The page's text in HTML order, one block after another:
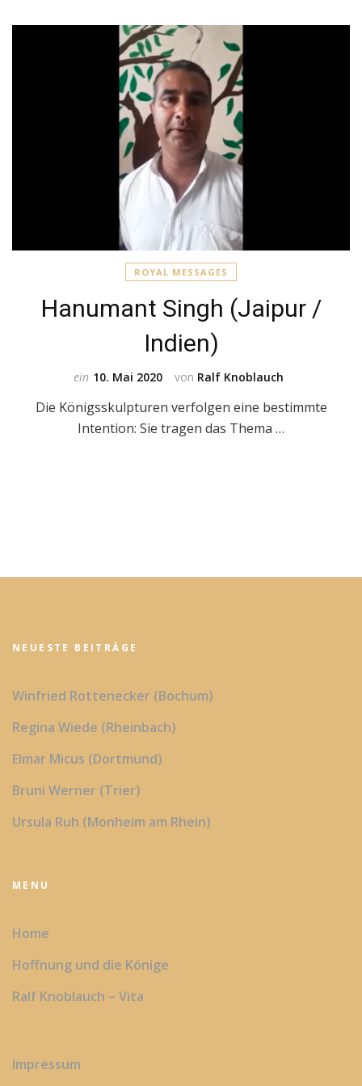
ROYAL MESSAGES
Hanumant Singh (Jaipur /
Indien)
von Ralf Knoblauch
ein 10. Mai 2020
Die Königsskulpturen verfolgen eine bestimmte
Intention: Sie tragen das Thema …
NEUESTE BEITRÄGE
Winfried Rottenecker (Bochum)
Regina Wiede (Rheinbach)
Elmar Micus (Dortmund)
Bruni Werner (Trier)
Ursula Ruh (Monheim am Rhein)
MENU
Home
Hoffnung und die Könige
Ralf Knoblauch – Vita
Impressum